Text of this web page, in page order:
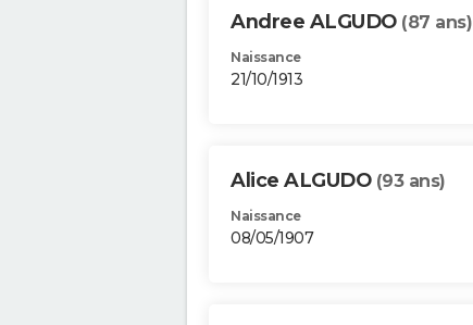
Andree ALGUDO (87 ans)
Naissance
21/10/1913
Alice ALGUDO (93 ans)
Naissance
08/05/1907